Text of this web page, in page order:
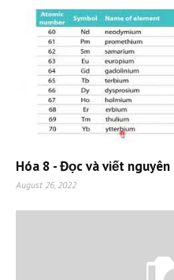
Hóa 8 - Đọc và viết
August 26, 2022